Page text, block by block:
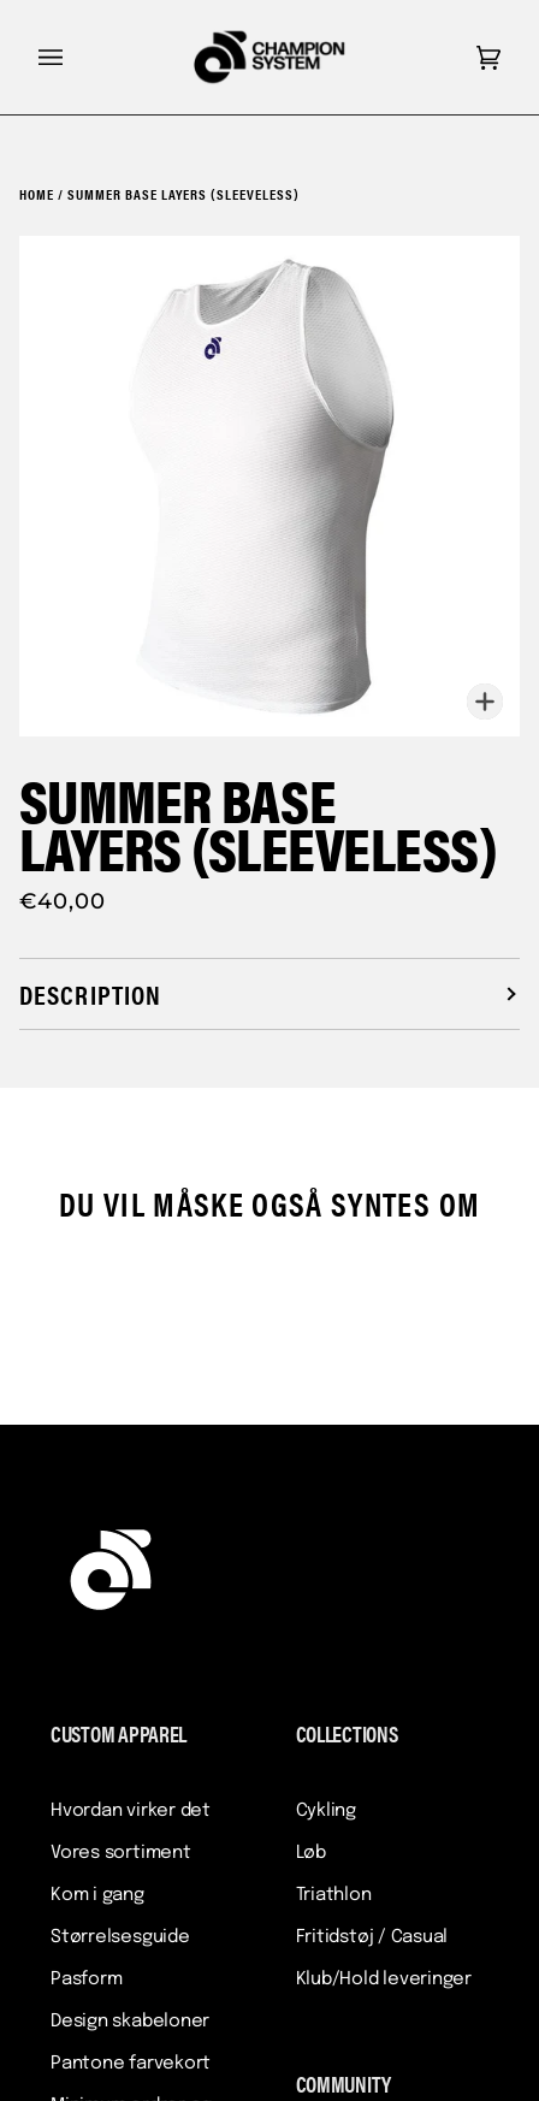
content
Cart
HOME / SUMMER BASE LAYERS (SLEEVELESS)
SUMMER BASE
LAYERS (SLEEVELESS)
€40,00
DESCRIPTION
DU VIL MÅSKE OGSÅ SYNTES OM
CUSTOM APPAREL
Hvordan virker det
Vores sortiment
Kom i gang
Størrelsesguide
Pasform
Design skabeloner
Pantone farvekort
COLLECTIONS
Cykling
Løb
Triathlon
Fritidstøj / Casual
Klub/Hold leveringer
COMMUNITY